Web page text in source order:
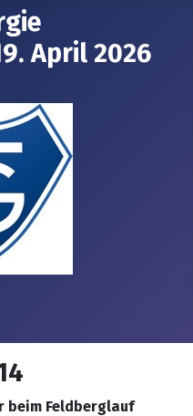
April 2026
beim Feldberglauf